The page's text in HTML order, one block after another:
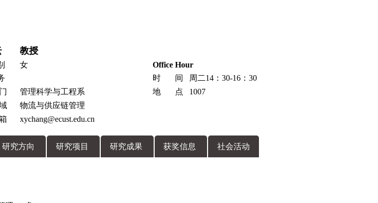
教授
女
Office Hour
时 间 周二14：30-16：30
管理科学与工程系
地 点 1007
物流与供应链管理
xychang@ecust.edu.cn
研究方向 研究项目 研究成果 获奖信息 社会活动